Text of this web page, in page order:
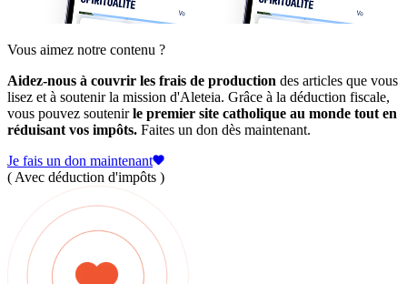
Vous aimez notre contenu ?
Aidez-nous à couvrir les frais de production des articles que vous
lisez et à soutenir la mission d'Aleteia. Grâce à la déduction fiscale,
vous pouvez soutenirle premier site catholique au monde tout en
réduisant vos impôts. Faites un don dès maintenant.
Je fais un don maintenant
( Avec déduction d'impôts )